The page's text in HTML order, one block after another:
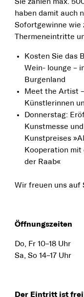
haben damit auch
Sofortgewinne wie
Thermeneintritte
Kosten Sie das
Wein- lounge –
Burgenland
Meet the Artist
Künstlerinnen
Donnerstag:
Kunstmesse
Kunstpreises
Kooperation
der Raab«
Wir freuen uns auf
Öffnungszeiten
Do, Fr 10–18 Uhr
Sa, So 14–17 Uhr
Der Eintritt ist